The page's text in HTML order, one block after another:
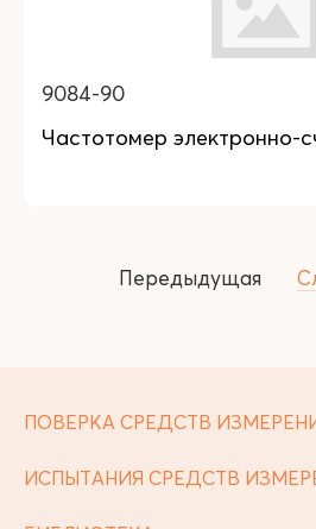
9084-90
Частотомер электронно-
Передыдущая
ПОВЕРКА СРЕДСТВ
ИСПЫТАНИЯ СРЕДСТВ